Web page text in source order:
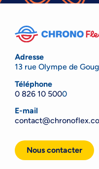
Adresse
13 rue Olympe de
Téléphone
0 826 10 5000
E-mail
Nous contacter